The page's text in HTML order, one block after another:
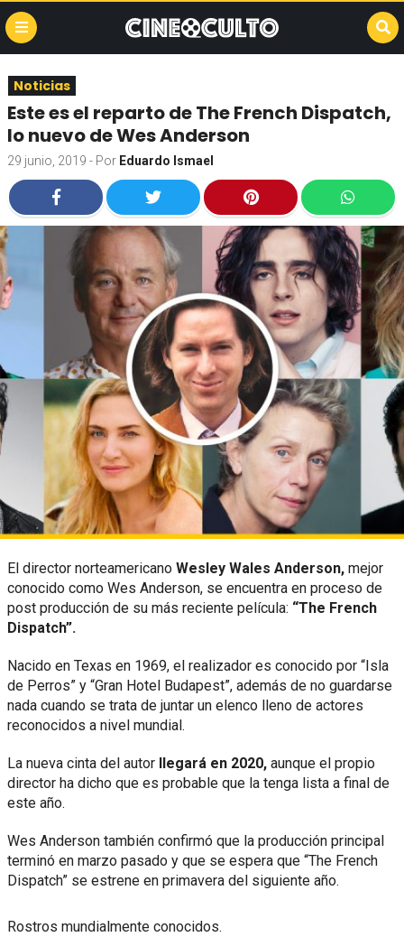
Noticias
Este es el reparto de The French Dispatch,
lo nuevo de Wes Anderson
29 junio, 2019 - Por Eduardo Ismael
El director norteamericano Wesley Wales Anderson, mejor
conocido como Wes Anderson, se encuentra en proceso de
post producción de su más reciente película: “The French
Dispatch”.
Nacido en Texas en 1969, el realizador es conocido por “Isla
de Perros” y “Gran Hotel Budapest”, además de no guardarse
nada cuando se trata de juntar un elenco lleno de actores
reconocidos a nivel mundial.
La nueva cinta del autor llegará en 2020, aunque el propio
director ha dicho que es probable que la tenga lista a final de
este año.
Wes Anderson también confirmó que la producción principal
terminó en marzo pasado y que se espera que “The French
Dispatch” se estrene en primavera del siguiente año.
Rostros mundialmente conocidos.